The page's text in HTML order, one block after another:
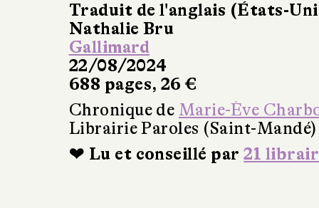
Traduit de l'anglais (États-
Nathalie Bru
Gallimard
22/08/2024
688 pages, 26 €
Chronique de Marie-Ève
Librairie Paroles (Saint-Mandé)
❤ Lu et conseillé par21